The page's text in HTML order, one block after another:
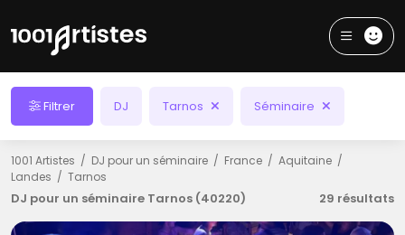
Filtrer DJ Tarnos Séminaire
1001 Artistes DJ pour un séminaire France
Aquitaine
Landes
Tarnos
DJ pour un séminaire Tarnos (40220) 29 résultats